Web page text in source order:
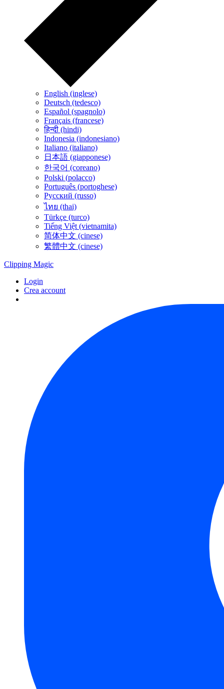
English (inglese)
Deutsch (tedesco)
Español (spagnolo)
Français (francese)
हिन्दी (hindi)
Indonesia (indonesiano)
Italiano (italiano)
日本語 (giapponese)
한국어 (coreano)
Polski (polacco)
Português (portoghese)
Русский (russo)
ไทย (thai)
Türkçe (turco)
Tiếng Việt (vietnamita)
简体中文 (cinese)
繁體中文 (cinese)
Clipping Magic
Login
Crea account